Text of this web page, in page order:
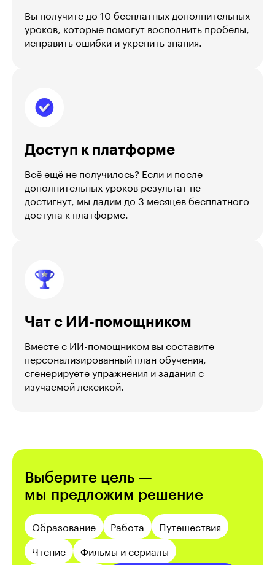
Вы получите до 10 бесплатных дополнительных
уроков, которые помогут восполнить пробелы,
исправить ошибки и укрепить знания.
Доступ к платформе
Всё ещё не получилось? Если и после
дополнительных уроков результат не
достигнут, мы дадим до 3 месяцев бесплатного
доступа к платформе.
Чат с ИИ-помощником
Вместе с ИИ-помощником вы составите
персонализированный план обучения,
сгенерируете упражнения и задания с
изучаемой лексикой.
Выберите цель —
мы предложим решение
Образование Работа
Путешествия
Чтение
Фильмы и сериалы